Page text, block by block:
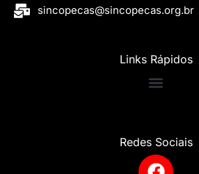
sincopecas@sincopecas.org.br
Links Rápidos
Redes Sociais